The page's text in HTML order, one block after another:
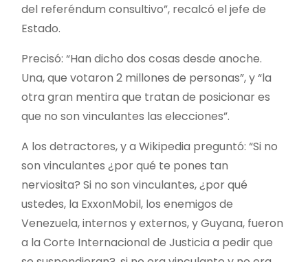
del referéndum consultivo”, recalcó el jefe de
Estado.
Precisó: “Han dicho dos cosas desde anoche.
Una, que votaron 2 millones de personas”, y “la
otra gran mentira que tratan de posicionar es
que no son vinculantes las elecciones”.
A los detractores, y a Wikipedia preguntó: “Si no
son vinculantes ¿por qué te pones tan
nerviosita? Si no son vinculantes, ¿por qué
ustedes, la ExxonMobil, los enemigos de
Venezuela, internos y externos, y Guyana, fueron
a la Corte Internacional de Justicia a pedir que